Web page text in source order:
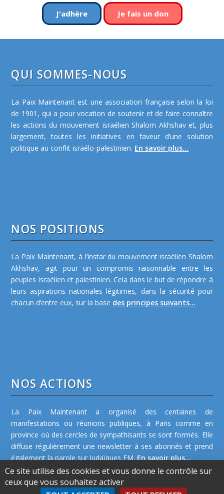
J'adhère Je fais un don
QUI SOMMES-NOUS
La Paix Maintenant est une association française selon la loi
de 1901, qui a pour vocation de soutenir et de faire connaître
les actions du mouvement israélien Shalom Akhshav et, plus
largement, toutes les initiatives en faveur d’une solution
politique au conflit israélo-palestinien. En savoir plus...
NOS POSITIONS
La Paix Maintenant, à l’instar du mouvement israélien Shalom
Akhshav, agit pour un compromis raisonnable entre les
peuples israélien et palestinien. Cela dans le but de répondre à
leurs aspirations nationales légitimes, dans la sécurité pour
chacun d’entre eux, sur la base des principes suivants...
NOS ACTIONS
La Paix Maintenant a organisé des centaines de
manifestations ou réunions publiques, à Paris comme en
province où des cercles de sympathisants se sont formés. Elle
diffuse régulièrement une newsletter à ses abonnés et prend
également la parole sur Judaïques FM. En savoir plus...
Ce site utilise des cookies et vous donne le contrôle sur
ceux que vous souhaitez activer